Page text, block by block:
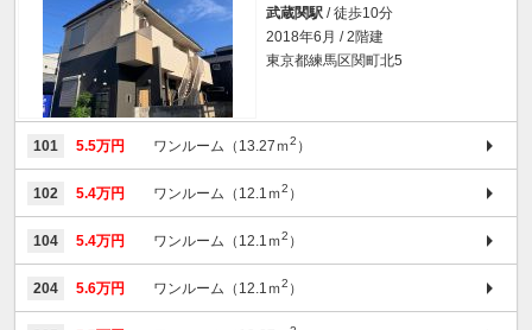
武蔵関駅 / 徒歩10分
2018年6月 / 2階建
東京都練馬区関町北5
101 5.5万円 ワンルーム（13.27ｍ2 ）
102 5.4万円 ワンルーム（12.1ｍ2 ）
104 5.4万円 ワンルーム（12.1ｍ2 ）
204 5.6万円 ワンルーム（12.1ｍ2 ）